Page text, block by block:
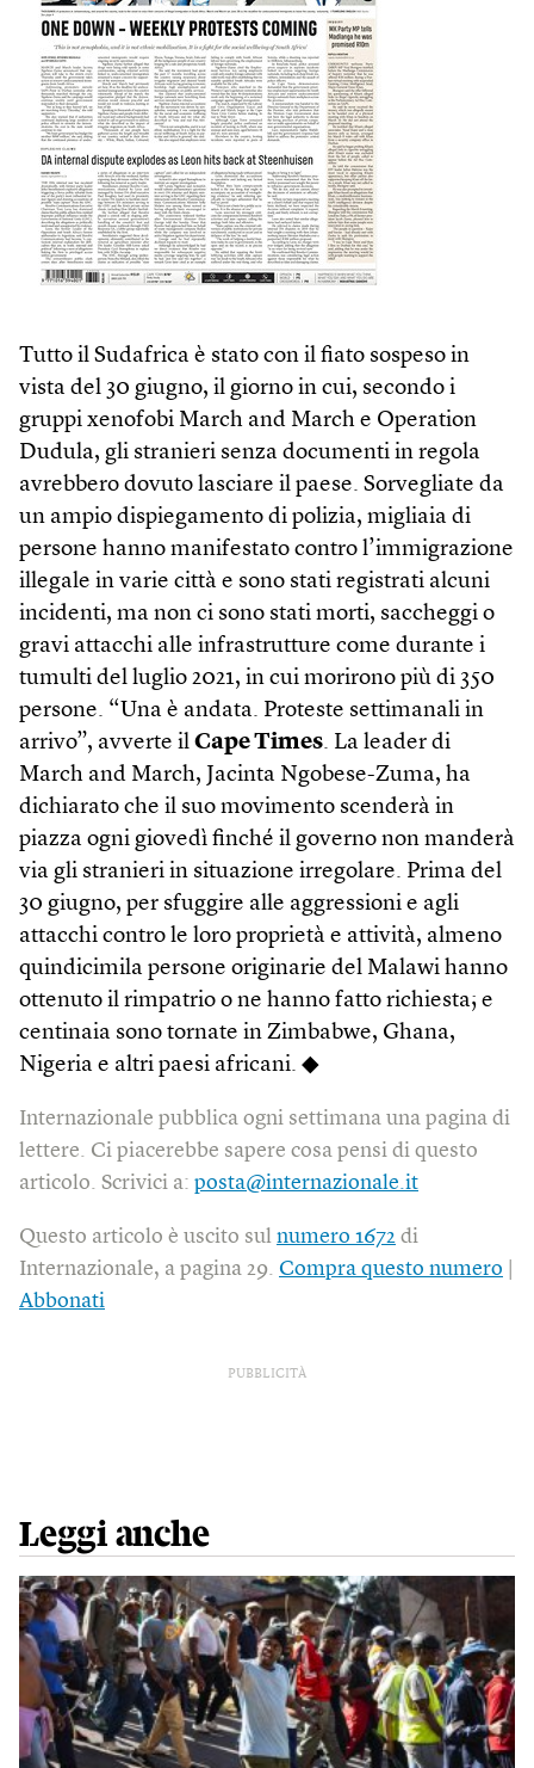
Tutto il Sudafrica è stato con il fiato sospeso in
vista del 30 giugno, il giorno in cui, secondo i
gruppi xenofobi March and March e Operation
Dudula, gli stranieri senza documenti in regola
avrebbero dovuto lasciare il paese. Sorvegliate da
un ampio dispiegamento di polizia, migliaia di
persone hanno manifestato contro l’immigrazione
illegale in varie città e sono stati registrati alcuni
incidenti, ma non ci sono stati morti, saccheggi o
gravi attacchi alle infrastrutture come durante i
tumulti del luglio 2021, in cui morirono più di 350
persone. “Una è andata. Proteste settimanali in
arrivo”, avverte il Cape Times. La leader di
March and March, Jacinta Ngobese-Zuma, ha
dichiarato che il suo movimento scenderà in
piazza ogni giovedì finché il governo non manderà
via gli stranieri in situazione irregolare. Prima del
30 giugno, per sfuggire alle aggressioni e agli
attacchi contro le loro proprietà e attività, almeno
quindicimila persone originarie del Malawi hanno
ottenuto il rimpatrio o ne hanno fatto richiesta; e
centinaia sono tornate in Zimbabwe, Ghana,
Nigeria e altri paesi africani. ◆
Internazionale pubblica ogni settimana una pagina di
lettere. Ci piacerebbe sapere cosa pensi di questo
articolo. Scrivici a: posta@internazionale.it
Questo articolo è uscito sul numero 1672 di
Internazionale, a pagina 29. Compra questo numero
Abbonati
PUBBLICITÀ
Leggi anche